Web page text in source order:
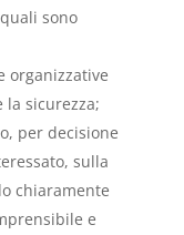
sono
organizzative
sicurezza;
per decisione
sulla
chiaramente
e